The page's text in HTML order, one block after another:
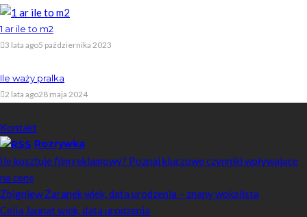
1 ar ile to m2
3 lata ago5 października 2023
Ile waży pralka
2 lata ago28 maja 2024
Kontakt
Rozrywka
Ile kosztuje film reklamowy? Poznaj kluczowe czynniki wpływające
na cenę
Zbigniew Zaranek wiek, data urodzenia – znany wokalista
Celia Jaunat wiek, data urodzenia